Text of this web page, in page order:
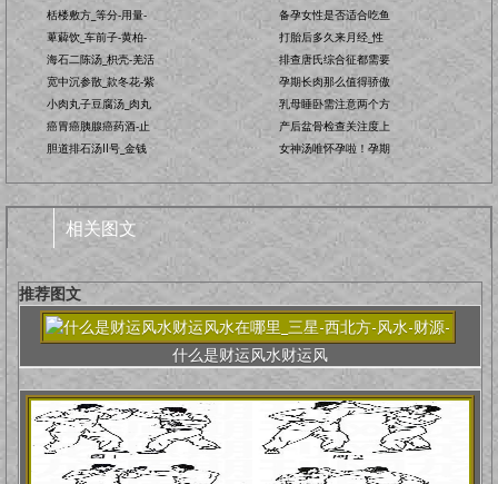
栝楼敷方_等分-用量-
萆薢饮_车前子-黄柏-
海石二陈汤_枳壳-羌活
宽中沉参散_款冬花-紫
小肉丸子豆腐汤_肉丸
癌胃癌胰腺癌药酒-止
胆道排石汤II号_金钱
备孕女性是否适合吃鱼
打胎后多久来月经_性
排查唐氏综合征都需要
孕期长肉那么值得骄傲
乳母睡卧需注意两个方
产后盆骨检查关注度上
女神汤唯怀孕啦！孕期
相关图文
推荐图文
什么是财运风水财运风